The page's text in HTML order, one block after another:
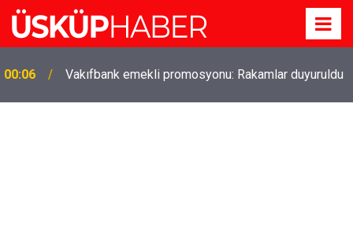
19:21
Gözde oldu! Hem köy hem mahalle hayatı iç içe!
İzmir'deki doğal semt